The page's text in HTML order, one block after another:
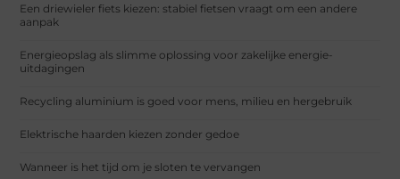
Een driewieler fiets kiezen: stabiel fietsen vraagt om een andere
aanpak
Energieopslag als slimme oplossing voor zakelijke energie-
uitdagingen
Recycling aluminium is goed voor mens, milieu en hergebruik
Elektrische haarden kiezen zonder gedoe
Wanneer is het tijd om je sloten te vervangen